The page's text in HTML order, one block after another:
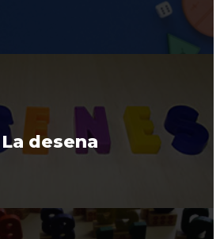
La desena